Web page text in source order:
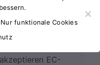
vergessen
EC-
Nur funktionale Cookies